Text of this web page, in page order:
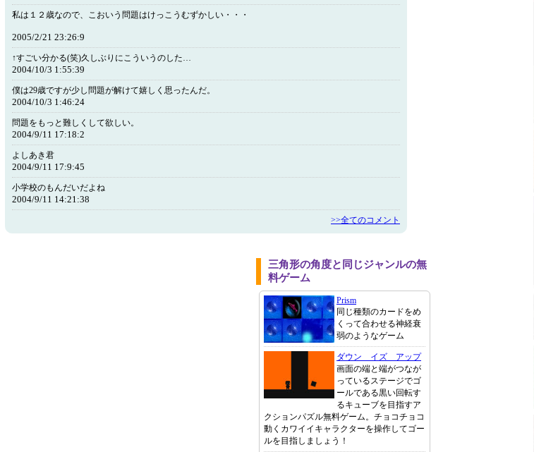
私は１２歳なので、こおいう問題はけっこうむずかしい・・・
2005/2/21 23:26:9
↑すごい分かる(笑)久しぶりにこういうのした…
2004/10/3 1:55:39
僕は29歳ですが少し問題が解けて嬉しく思ったんだ。
2004/10/3 1:46:24
問題をもっと難しくして欲しい。
2004/9/11 17:18:2
よしあき君
2004/9/11 17:9:45
小学校のもんだいだよね
2004/9/11 14:21:38
>>全てのコメント
三角形の角度と同じジャンルの無
料ゲーム
Prism
同じ種類のカードをめ
くって合わせる神経衰
弱のようなゲーム
ダウン イズ アップ
画面の端と端がつなが
っているステージでゴ
ールである黒い回転す
るキューブを目指すア
クションパズル無料ゲーム。チョコチョコ
動くカワイイキャラクターを操作してゴー
ルを目指しましょう！